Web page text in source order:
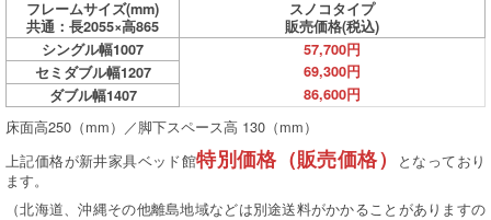
フレームサイズ(mm)
共通：長2055×高865
スノコタイプ
販売価格(税込)
シングル幅1007
57,700円
セミダブル幅1207
69,300円
ダブル幅1407
86,600円
床面高250（mm）／脚下スペース高 130（mm）
上記価格が新井家具ベッド館特別価格（販売価格）
となっており
ます。
（北海道、沖縄その他離島地域などは別途送料がかかることがありますの